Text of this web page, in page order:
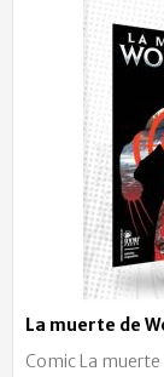
La muerte de
Comic La